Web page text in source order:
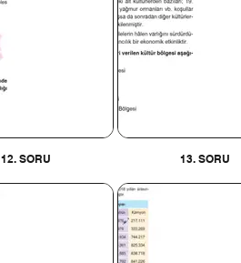
12. SORU 13. SORU